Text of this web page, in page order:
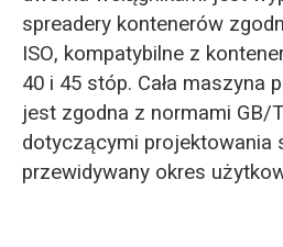
spreadery kontenerów
ISO, kompatybilne z
40 i 45 stóp. Cała maszyna
jest zgodna z normami GB/
dotyczącymi projektowania
przewidywany okres